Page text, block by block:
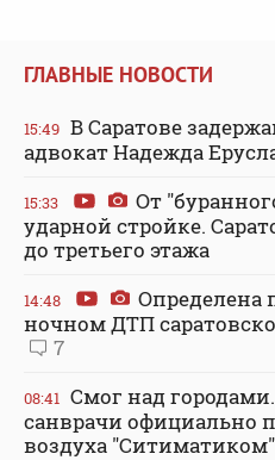
ГЛАВНЫЕ НОВОСТИ
15:49 В Саратове
адвокат Надежда
15:33
От
ударной стройке.
до третьего этажа
14:48
Определена
ночном ДТП
7
08:41 Смог над
санврачи официально
воздуха "Ситиматиком"